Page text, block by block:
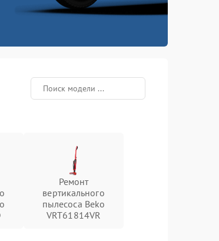
Ремонт
вертикального
пылесоса Beko
VRT61814VR